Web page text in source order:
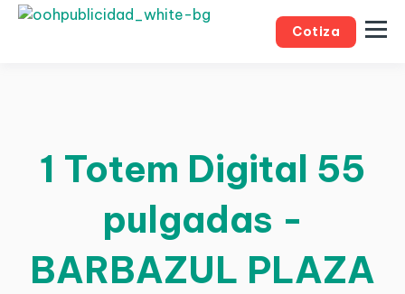
Cotiza
1 Totem Digital 55
pulgadas -
BARBAZUL PLAZA